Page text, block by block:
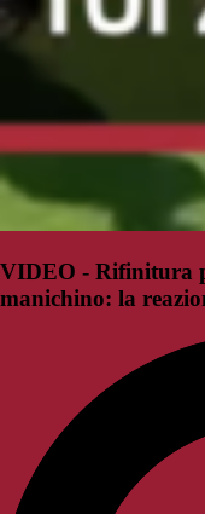
VIDEO - Rifinitura
manichino: la